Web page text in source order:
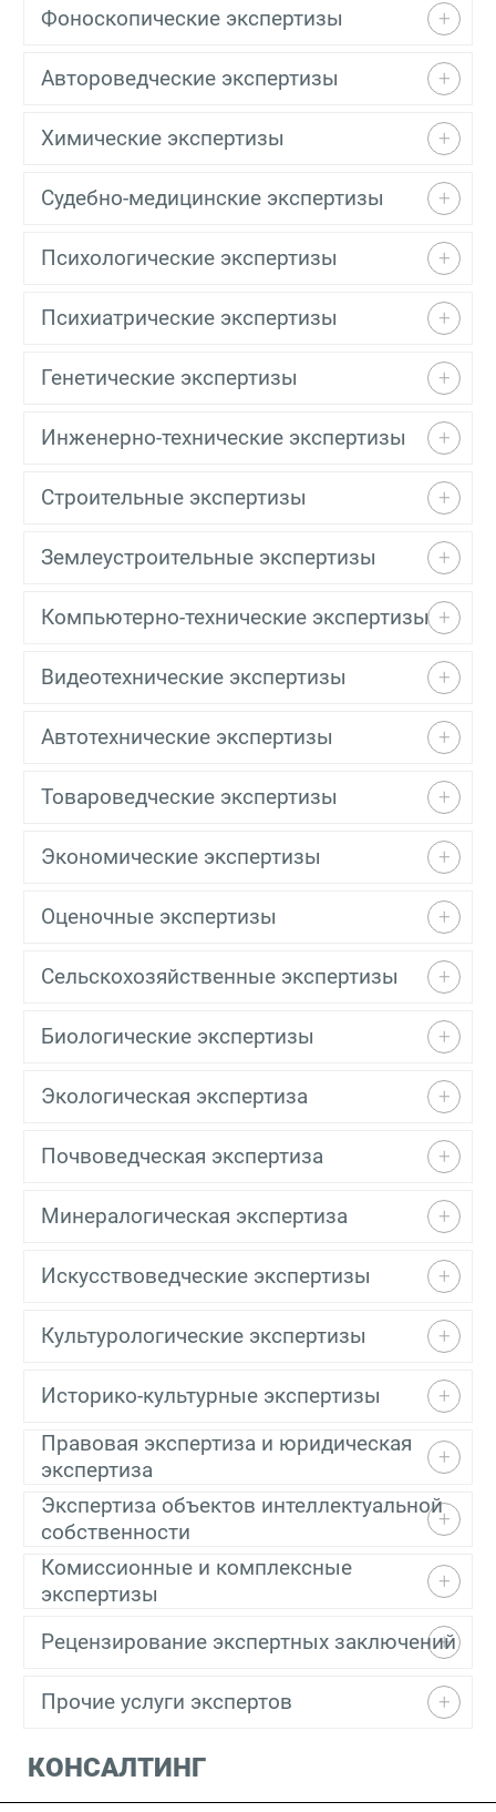
Фоноскопические экспертизы
Автороведческие экспертизы
Химические экспертизы
Судебно-медицинские экспертизы
Психологические экспертизы
Психиатрические экспертизы
Генетические экспертизы
Инженерно-технические экспертизы
Строительные экспертизы
Землеустроительные экспертизы
Компьютерно-технические экспертизы
Видеотехнические экспертизы
Автотехнические экспертизы
Товароведческие экспертизы
Экономические экспертизы
Оценочные экспертизы
Сельскохозяйственные экспертизы
Биологические экспертизы
Экологическая экспертиза
Почвоведческая экспертиза
Минералогическая экспертиза
Искусствоведческие экспертизы
Культурологические экспертизы
Историко-культурные экспертизы
Правовая экспертиза и юридическая
экспертиза
Экспертиза объектов интеллектуальной
собственности
Комиссионные и комплексные
экспертизы
Рецензирование экспертных заключений
Прочие услуги экспертов
КОНСАЛТИНГ